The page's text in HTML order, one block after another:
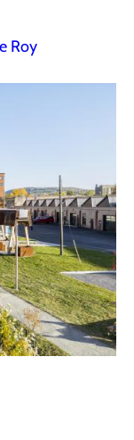
Roy